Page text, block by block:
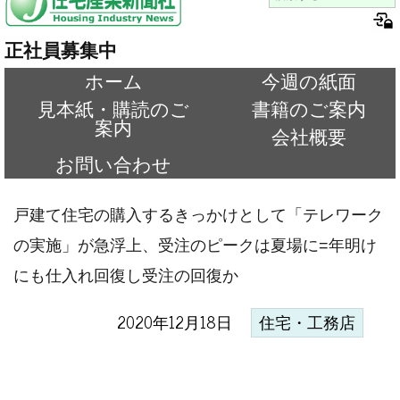
正社員募集中
ホーム
今週の紙面
見本紙・購読のご
案内
書籍のご案内
会社概要
お問い合わせ
戸建て住宅の購入するきっかけとして「テレワーク
の実施」が急浮上、受注のピークは夏場に=年明け
にも仕入れ回復し受注の回復か
2020年12月18日 住宅・工務店